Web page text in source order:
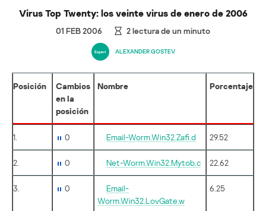
Virus Top Twenty: los veinte virus de enero de 2006
01 FEB 2006 2lectura de un minuto
ALEXANDER GOSTEV
Posición
Cambios
en la
posición
Nombre Porcentaje
1. 0 Email-Worm.Win32.Zafi.d 29.52
2. 0 Net-Worm.Win32.Mytob.c 22.62
3. 0
Email-
Worm.Win32.LovGate.w
6.25